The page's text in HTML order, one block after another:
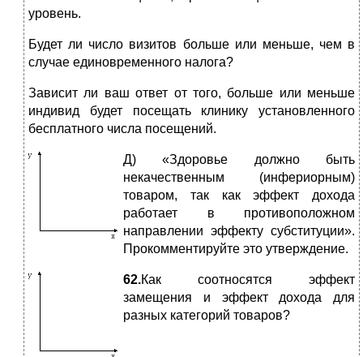
уровень.
Будет ли число визитов больше или меньше, чем в
случае единовременного налога?
Зависит ли ваш ответ от того, больше или меньше
индивид будет посещать клинику установленного
бесплатного числа посещений.
Д) «Здоровье должно быть
некачественным (инфериорным)
товаром, так как эффект дохода
работает в противоположном
направлении эффекту субституции».
Прокомментируйте это утверждение.
62.Как соотносятся эффект
замещения и эффект дохода для
разных категорий товаров?